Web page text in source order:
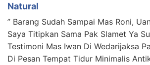
Natural
” Barang Sudah Sampai Mas Roni,
Saya Titipkan Sama Pak Slamet Ya
Testimoni Mas Iwan Di Wedarijaksa
Di Pesan Tempat Tidur Minimalis